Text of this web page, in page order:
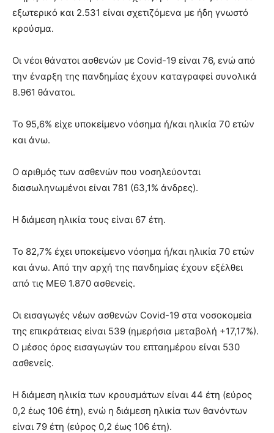
εξωτερικό και 2.531 είναι σχετιζόμενα με ήδη γνωστό
κρούσμα.
Οι νέοι θάνατοι ασθενών με Covid-19 είναι 76, ενώ από
την έναρξη της πανδημίας έχουν καταγραφεί συνολικά
8.961 θάνατοι.
Το 95,6% είχε υποκείμενο νόσημα ή/και ηλικία 70 ετών
και άνω.
Ο αριθμός των ασθενών που νοσηλεύονται
διασωληνωμένοι είναι 781 (63,1% άνδρες).
Η διάμεση ηλικία τους είναι 67 έτη.
To 82,7% έχει υποκείμενο νόσημα ή/και ηλικία 70 ετών
και άνω. Από την αρχή της πανδημίας έχουν εξέλθει
από τις ΜΕΘ 1.870 ασθενείς.
Οι εισαγωγές νέων ασθενών Covid-19 στα νοσοκομεία
της επικράτειας είναι 539 (ημερήσια μεταβολή +17,17%).
Ο μέσος όρος εισαγωγών του επταημέρου είναι 530
ασθενείς.
Η διάμεση ηλικία των κρουσμάτων είναι 44 έτη (εύρος
0,2 έως 106 έτη), ενώ η διάμεση ηλικία των θανόντων
είναι 79 έτη (εύρος 0,2 έως 106 έτη).